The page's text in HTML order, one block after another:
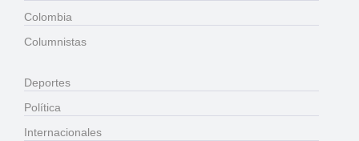
Colombia
Columnistas
Deportes
Política
Internacionales